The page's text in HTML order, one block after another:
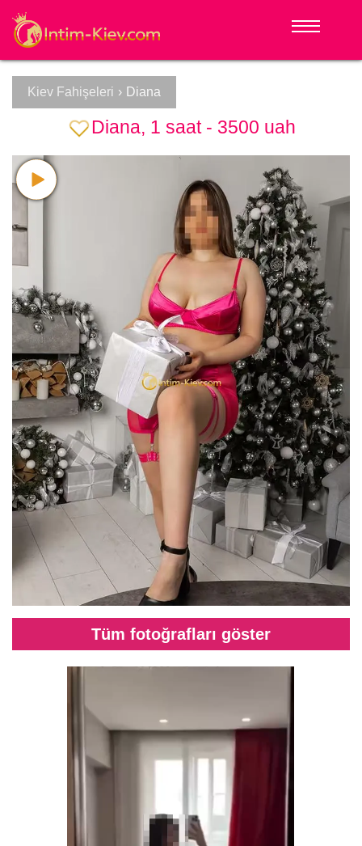
Kiev Fahişeleri › Diana
Diana, 1 saat - 3500 uah
Tüm fotoğrafları göster